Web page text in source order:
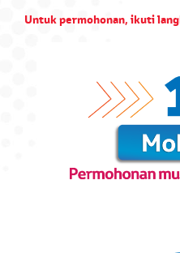
Tidak
Untuk permohonan, ikuti